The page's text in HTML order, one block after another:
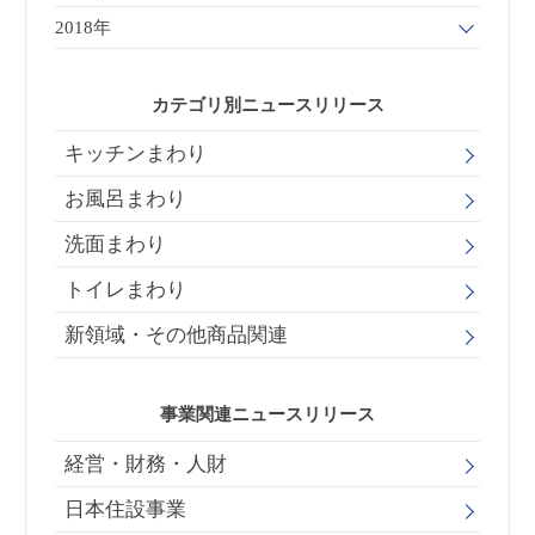
2018年
カテゴリ別ニュースリリース
キッチンまわり
お風呂まわり
洗面まわり
トイレまわり
新領域・その他商品関連
事業関連ニュースリリース
経営・財務・人財
日本住設事業